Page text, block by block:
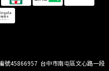
45866957 台中市南屯區文心路一段